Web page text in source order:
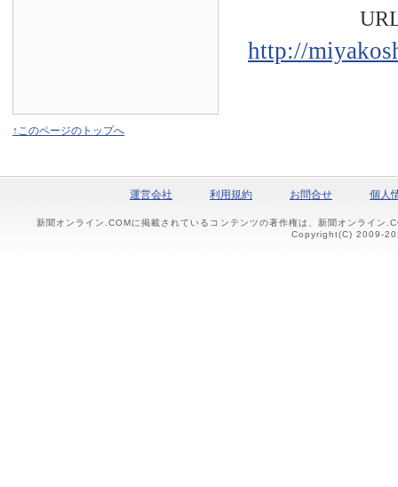
URL
http://
↑このページのトップへ
運営会社 利用規約 お問合せ 個人
新聞オンライン.COMに掲載されているコンテンツの著作権は、新聞オンライン
Copyright(C) 2009-